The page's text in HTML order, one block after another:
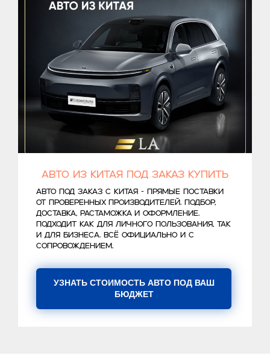
Авто из Китая под заказ купить
Авто под заказ с Китая - прямые поставки
от проверенных производителей. Подбор,
доставка, растаможка и оформление.
Подходит как для личного пользования, так
и для бизнеса. Всё официально и с
сопровождением.
УЗНАТЬ СТОИМОСТЬ АВТО ПОД ВАШ
БЮДЖЕТ